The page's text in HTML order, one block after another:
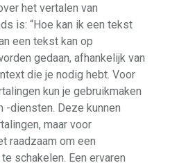
het vertalen van
is: “Hoe kan ik een tekst
een tekst kan op
gedaan, afhankelijk van
die je nodig hebt. Voor
kun je gebruikmaken
-diensten. Deze kunnen
maar voor
raadzaam om een
schakelen. Een ervaren